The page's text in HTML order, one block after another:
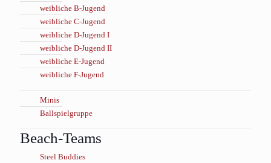
weibliche B-Jugend
weibliche C-Jugend
weibliche D-Jugend I
weibliche D-Jugend II
weibliche E-Jugend
weibliche F-Jugend
Minis
Ballspielgruppe
Beach-Teams
Steel Buddies